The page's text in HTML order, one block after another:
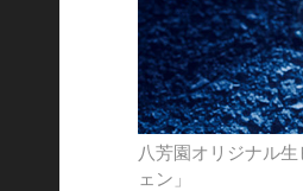
八芳園オリジナル
ェン」